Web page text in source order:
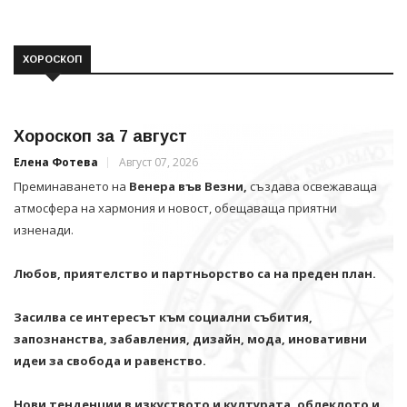
ХОРОСКОП
Хороскоп за 7 август
Елена Фотева Август 07, 2026
Преминаването на Венера във Везни, създава освежаваща
атмосфера на хармония и новост, обещаваща приятни
изненади.
Любов, приятелство и партньорство са на преден план.
Засилва се интересът към социални събития,
запознанства, забавления, дизайн, мода, иновативни
идеи за свобода и равенство.